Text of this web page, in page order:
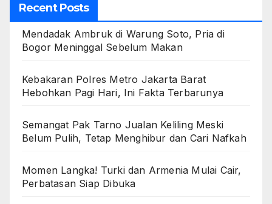
Recent Posts
Mendadak Ambruk di Warung Soto, Pria di
Bogor Meninggal Sebelum Makan
Kebakaran Polres Metro Jakarta Barat
Hebohkan Pagi Hari, Ini Fakta Terbarunya
Semangat Pak Tarno Jualan Keliling Meski
Belum Pulih, Tetap Menghibur dan Cari Nafkah
Momen Langka! Turki dan Armenia Mulai Cair,
Perbatasan Siap Dibuka